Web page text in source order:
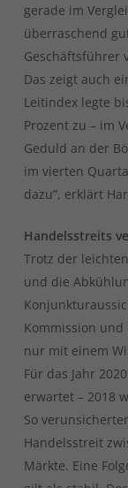
gerade im
überraschend
Geschäftsführer
Das zeigt auch
Leitindex legte
Prozent zu – im
Geduld an der
im vierten
dazu”, erklärt
Handelsstreits
Trotz der
und die
Kommission
nur mit einem
Für das Jahr
erwartet – 2018
So
Handelsstreit
Märkte. Eine